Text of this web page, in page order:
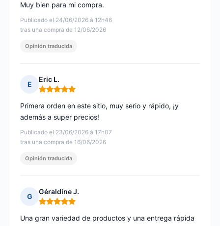
Publicado el 24/06/2026 à 12h46
tras una compra de 12/06/2026
Muy bien para mi compra.
Opinión traducida
E
Eric L.
Nota: 5 de 5
Publicado el 23/06/2026 à 17h07
tras una compra de 16/06/2026
Primera orden en este sitio, muy serio y rápido, ¡y
además a super precios!
Opinión traducida
G
Géraldine J.
Nota: 5 de 5
Una gran variedad de productos y una entrega rápida